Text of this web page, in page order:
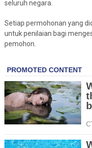
seluruh negara.
Setiap permohonan yang
untuk penilaian bagi
pemohon.